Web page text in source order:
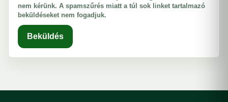
nem kérünk. A spamszűrés miatt a túl sok linket tartalmazó
beküldéseket nem fogadjuk.
Beküldés